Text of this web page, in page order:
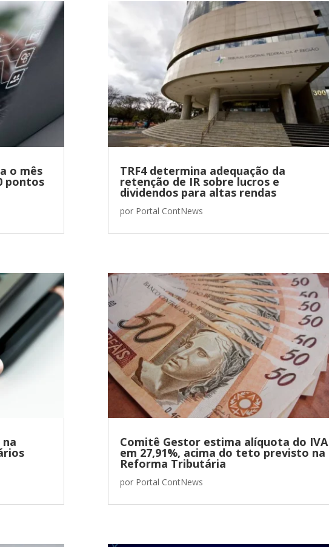
o mês
pontos
TRF4 determina adequação da
retenção de IR sobre lucros e
dividendos para altas rendas
por Portal ContNews
Comitê Gestor estima alíquota do IVA
em 27,91%, acima do teto previsto na
Reforma Tributária
por Portal ContNews